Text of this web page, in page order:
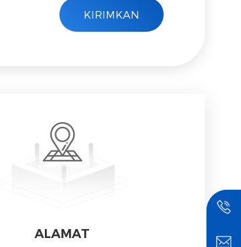
ALAMAT